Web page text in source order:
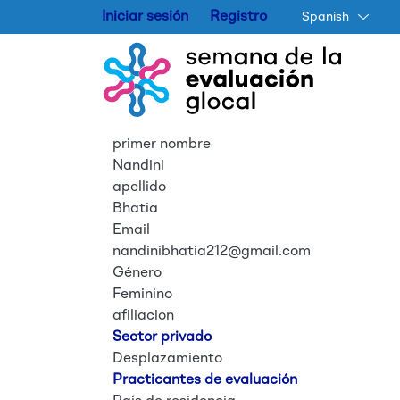
Iniciar sesión Registro Spanish
primer nombre
Nandini
apellido
Bhatia
Email
nandinibhatia212@gmail.com
Género
Feminino
afiliacion
Sector privado
Desplazamiento
Practicantes de evaluación